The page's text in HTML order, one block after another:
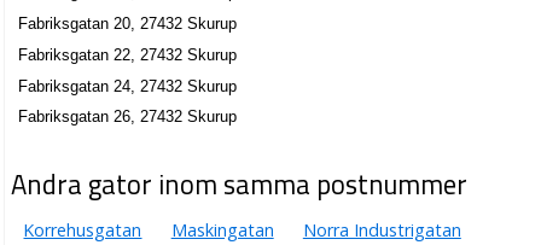
Fabriksgatan 20, 27432 Skurup
Fabriksgatan 22, 27432 Skurup
Fabriksgatan 24, 27432 Skurup
Fabriksgatan 26, 27432 Skurup
Andra gator inom samma postnummer
Korrehusgatan Maskingatan
Norra Industrigatan